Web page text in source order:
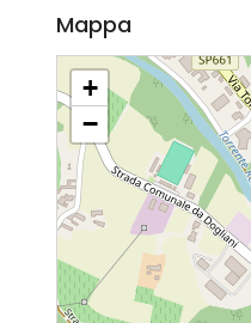
Mappa
+
−